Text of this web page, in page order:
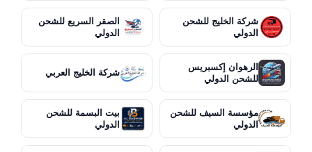
شركة الخليج للشحن
الدولي
الصقر السريع للشحن
الدولي
الرهوان إكسبريس
للشحن الدولي
شركة الخليج العربي
مؤسسة السيف للشحن
الدولي
بيت البسمة للشحن
الدولي